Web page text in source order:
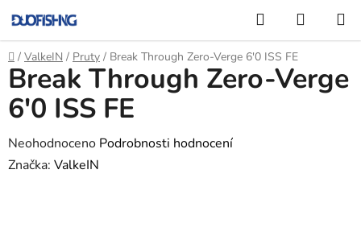
na
obsah
Hledat
KOŠÍK
Domů
/ ValkeIN / Pruty / Break Through Zero-Verge 6'0 ISS FE
Break Through Zero-Verge
6'0 ISS FE
Průměrné
hodnocení
Neohodnoceno Podrobnosti hodnocení
Značka: ValkeIN